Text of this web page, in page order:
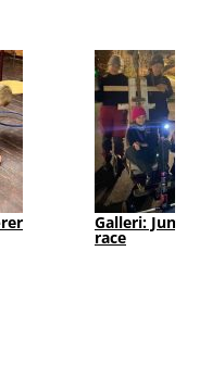
Galleri: Junior
race